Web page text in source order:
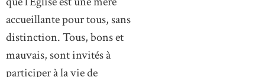
accueillante pour tous, sans
distinction. Tous, bons et
mauvais, sont invités à
participer à la vie de